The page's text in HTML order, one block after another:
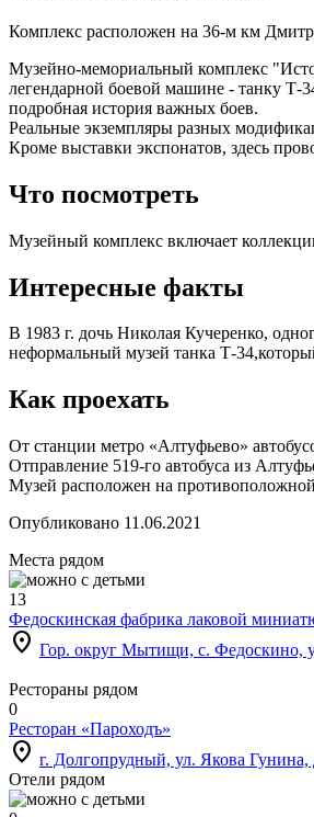
Комплекс расположен на 36-м км
Музейно-мемориальный комплекс
легендарной боевой машине - танку Т-
подробная история важных боев.
Реальные экземпляры разных
Кроме выставки экспонатов, здесь
Что посмотреть
Музейный комплекс включает
Интересные факты
В 1983 г. дочь Николая Кучеренко,
неформальный музей танка Т-
Как проехать
От станции метро «Алтуфьево»
Отправление 519-го автобуса из
Музей расположен на
Опубликовано 11.06.2021
Места рядом
13
Федоскинская фабрика лаковой
location_on Гор. округ Мытищи, с. Федоскино,
Рестораны рядом
0
Ресторан «Пароходъ»
location_on г. Долгопрудный, ул. Якова Гунина,
Отели рядом